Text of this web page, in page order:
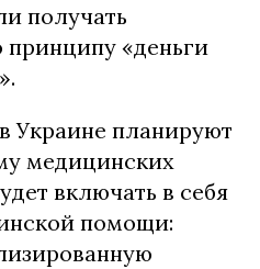
получать
«деньги
Украине планируют
медицинских
включать в себя
помощи: